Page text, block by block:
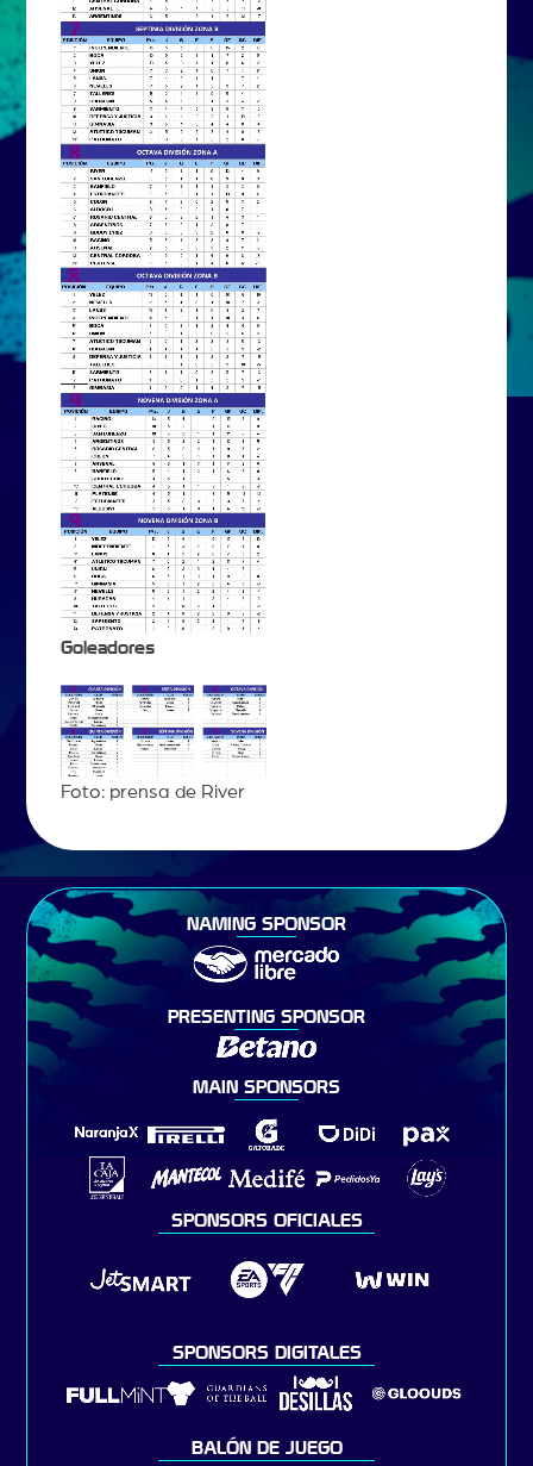
Goleadores
Foto: prensa de River
NAMING SPONSOR
PRESENTING SPONSOR
MAIN SPONSORS
SPONSORS OFICIALES
SPONSORS DIGITALES
BALÓN DE JUEGO